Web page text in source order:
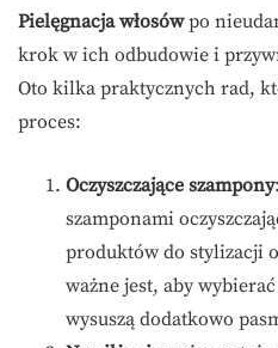
Pielęgnacja włosówpo
krok w ich odbudowie i
Oto kilka praktycznych rad,
proces:
Oczyszczające szampony
szamponami
produktów do stylizacji
ważne jest, aby
wysuszą dodatkowo